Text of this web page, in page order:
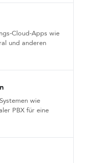
Cloud-Apps wie
und anderen
wie
PBX für eine